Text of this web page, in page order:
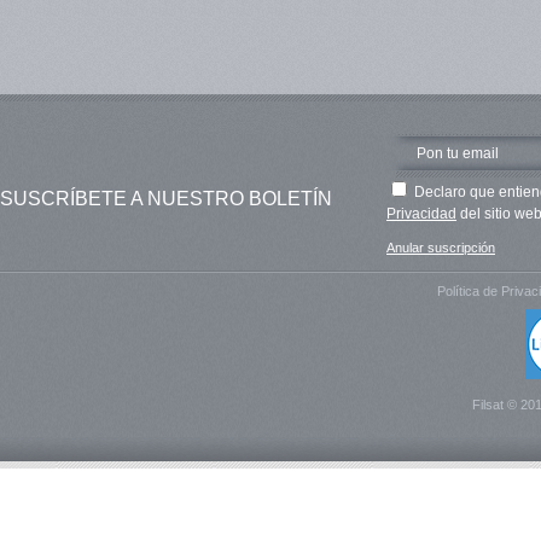
SUSCRÍBETE A NUESTRO BOLETÍN
Declaro que
Privacidad del sitio
Anular suscripción
Política de
Filsat ©